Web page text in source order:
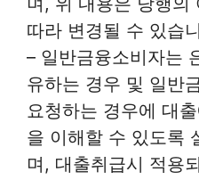
따라 변경될 수 있습
– 일반금융소비자는
유하는 경우 및 일반
요청하는 경우에 대
을 이해할 수 있도록
며, 대출취급시 적용